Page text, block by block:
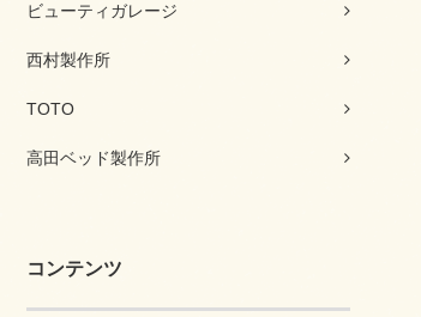
ビューティガレージ
西村製作所
TOTO
高田ベッド製作所
コンテンツ